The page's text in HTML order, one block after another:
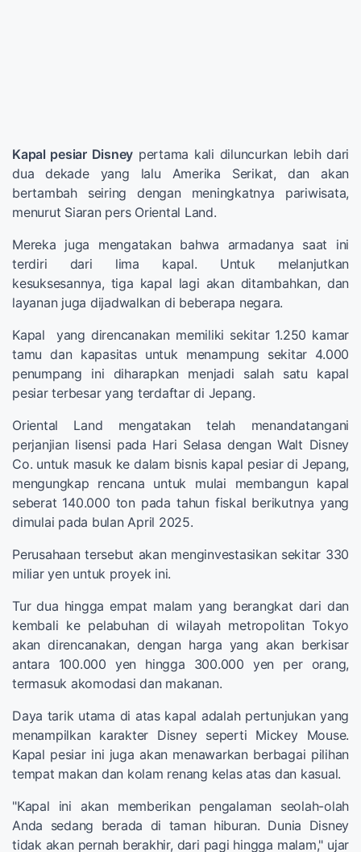
Kapal pesiar Disney pertama kali diluncurkan lebih dari
dua dekade yang lalu Amerika Serikat, dan akan
bertambah seiring dengan meningkatnya pariwisata,
menurut Siaran pers Oriental Land.
Mereka juga mengatakan bahwa armadanya saat ini
terdiri dari lima kapal. Untuk melanjutkan
kesuksesannya, tiga kapal lagi akan ditambahkan, dan
layanan juga dijadwalkan di beberapa negara.
Kapal yang direncanakan memiliki sekitar 1.250 kamar
tamu dan kapasitas untuk menampung sekitar 4.000
penumpang ini diharapkan menjadi salah satu kapal
pesiar terbesar yang terdaftar di Jepang.
Oriental Land mengatakan telah menandatangani
perjanjian lisensi pada Hari Selasa dengan Walt Disney
Co. untuk masuk ke dalam bisnis kapal pesiar di Jepang,
mengungkap rencana untuk mulai membangun kapal
seberat 140.000 ton pada tahun fiskal berikutnya yang
dimulai pada bulan April 2025.
Perusahaan tersebut akan menginvestasikan sekitar 330
miliar yen untuk proyek ini.
Tur dua hingga empat malam yang berangkat dari dan
kembali ke pelabuhan di wilayah metropolitan Tokyo
akan direncanakan, dengan harga yang akan berkisar
antara 100.000 yen hingga 300.000 yen per orang,
termasuk akomodasi dan makanan.
Daya tarik utama di atas kapal adalah pertunjukan yang
menampilkan karakter Disney seperti Mickey Mouse.
Kapal pesiar ini juga akan menawarkan berbagai pilihan
tempat makan dan kolam renang kelas atas dan kasual.
"Kapal ini akan memberikan pengalaman seolah-olah
Anda sedang berada di taman hiburan. Dunia Disney
tidak akan pernah berakhir, dari pagi hingga malam," ujar